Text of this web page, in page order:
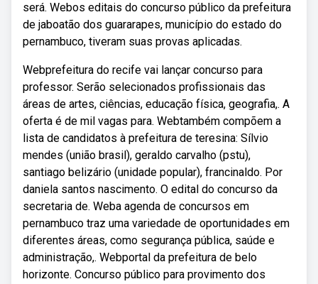
será. Webos editais do concurso público da prefeitura
de jaboatão dos guararapes, município do estado do
pernambuco, tiveram suas provas aplicadas.
Webprefeitura do recife vai lançar concurso para
professor. Serão selecionados profissionais das
áreas de artes, ciências, educação física, geografia,. A
oferta é de mil vagas para. Webtambém compõem a
lista de candidatos à prefeitura de teresina: Sílvio
mendes (união brasil), geraldo carvalho (pstu),
santiago belizário (unidade popular), francinaldo. Por
daniela santos nascimento. O edital do concurso da
secretaria de. Weba agenda de concursos em
pernambuco traz uma variedade de oportunidades em
diferentes áreas, como segurança pública, saúde e
administração,. Webportal da prefeitura de belo
horizonte. Concurso público para provimento dos